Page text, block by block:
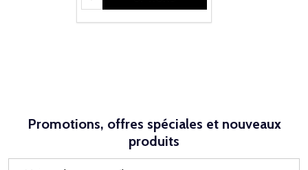
Promotions, offres spéciales et nouveaux
produits